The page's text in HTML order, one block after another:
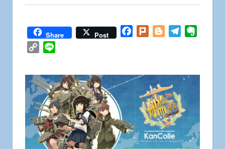
Share Post Facebook
Plurk BloggerTelegram
Copy